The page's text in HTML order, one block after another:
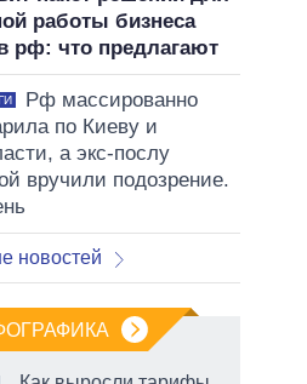
работы бизнеса
рф: что предлагают
Рф массированно
по Киеву и
а экс-послу
вручили подозрение.
новостей